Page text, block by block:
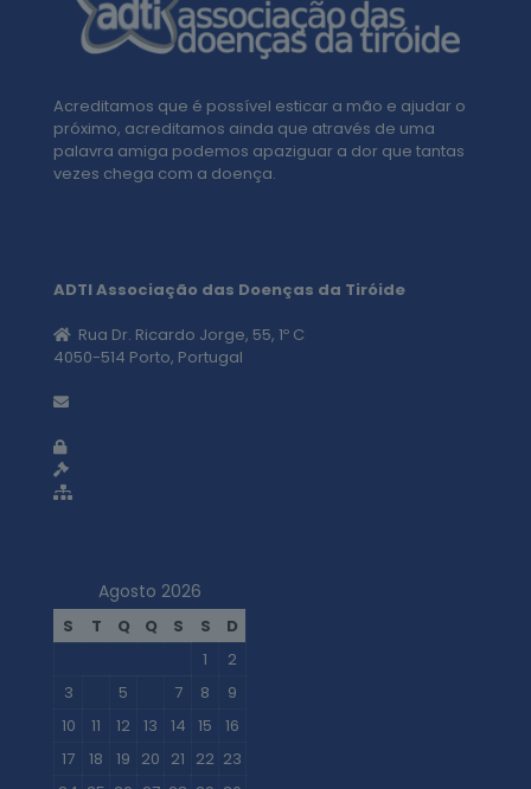
Acreditamos que é possível esticar a mão e ajudar o
próximo, acreditamos ainda que através de uma
palavra amiga podemos apaziguar a dor que tantas
vezes chega com a doença.
ADTI Associação das Doenças da Tiróide
Rua Dr. Ricardo Jorge, 55, 1º C
4050-514 Porto, Portugal
Agosto 2026
S T Q Q S S
D
1
2
3
5 7 8
9
10
11 12 13 14 15
16
17
18 19 20 21 22 23